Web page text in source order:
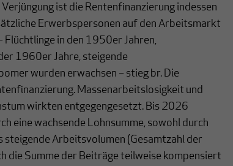
ist die Rentenfinanzierung indessen
Erwerbspersonen auf den Arbeitsmarkt
in den 1950er Jahren,
1960er Jahre, steigende
wurden erwachsen – stieg br. Die
Massenarbeitslosigkeit und
wirkten entgegengesetzt. Bis 2026
eine wachsende Lohnsumme, sowohl durch
steigende Arbeitsvolumen (Gesamtzahl der
die Summe der Beiträge teilweise kompensiert